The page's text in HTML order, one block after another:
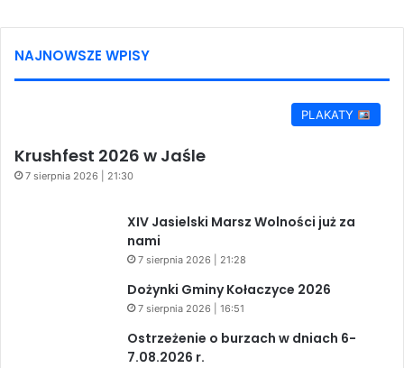
NAJNOWSZE WPISY
PLAKATY
Krushfest 2026 w Jaśle
7 sierpnia 2026 | 21:30
XIV Jasielski Marsz Wolności już za
nami
7 sierpnia 2026 | 21:28
Dożynki Gminy Kołaczyce 2026
7 sierpnia 2026 | 16:51
Ostrzeżenie o burzach w dniach 6-
7.08.2026 r.